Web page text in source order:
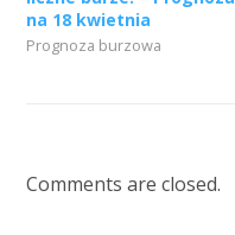
na 18 kwietnia
Prognoza burzowa
Comments are closed.